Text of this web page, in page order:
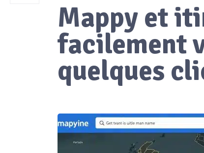
Mappy et
facilement
quelques